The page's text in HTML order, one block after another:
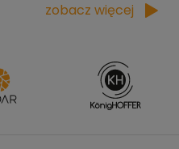
zobacz więcej